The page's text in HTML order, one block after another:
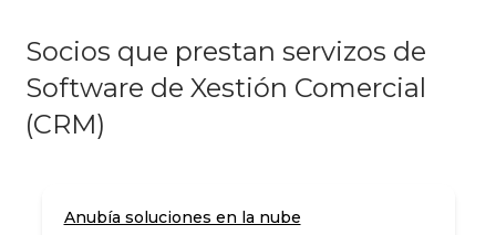
Socios que prestan servizos de
Software de Xestión Comercial
(CRM)
Anubía soluciones en la nube